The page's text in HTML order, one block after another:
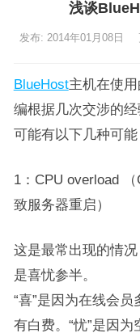
浅谈
发布: 2014年01月08日
BlueHost主机在使
编根据几次交涉的
可能有以下几种可能
1：CPU overload
致服务器重启）
这是最常出现的情
是喜忧参半。
“喜”是因为在线会
有白费。“忧”是因